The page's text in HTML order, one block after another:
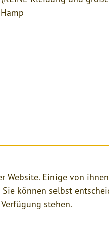
Website. Einige von
Sie können selbst
stehen.